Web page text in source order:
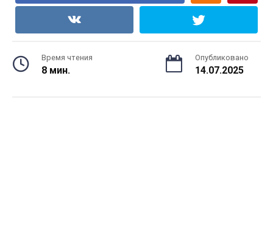
Время чтения
8 мин.
Опубликовано
14.07.2025